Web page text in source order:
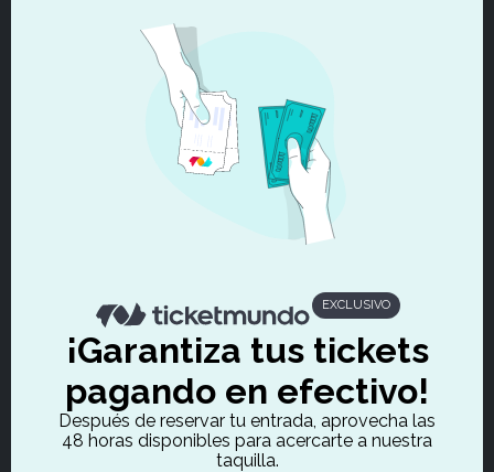
EXCLUSIVO
¡Garantiza tus tickets
pagando en efectivo!
Después de reservar tu entrada, aprovecha las
48 horas disponibles para acercarte a nuestra
taquilla.